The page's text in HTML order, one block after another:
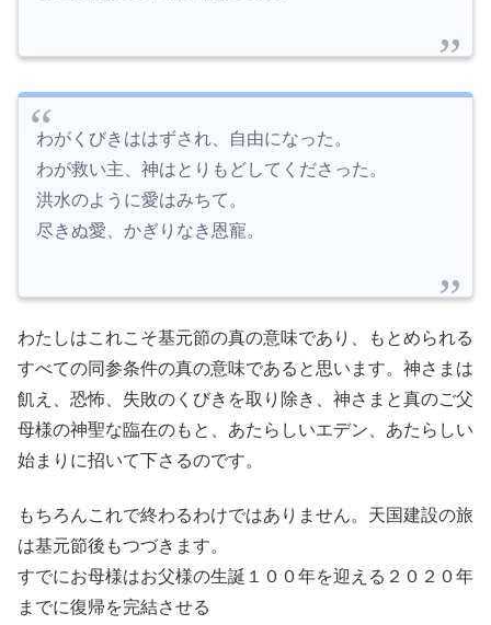
わがくびきははずされ、自由になった。
わが救い主、神はとりもどしてくださった。
洪水のように愛はみちて。
尽きぬ愛、かぎりなき恩寵。
わたしはこれこそ基元節の真の意味であり、もとめられる
すべての同参条件の真の意味であると思います。神さまは
飢え、恐怖、失敗のくびきを取り除き、神さまと真のご父
母様の神聖な臨在のもと、あたらしいエデン、あたらしい
始まりに招いて下さるのです。
もちろんこれで終わるわけではありません。天国建設の旅
は基元節後もつづきます。
すでにお母様はお父様の生誕１００年を迎える２０２０年
までに復帰を完結させる